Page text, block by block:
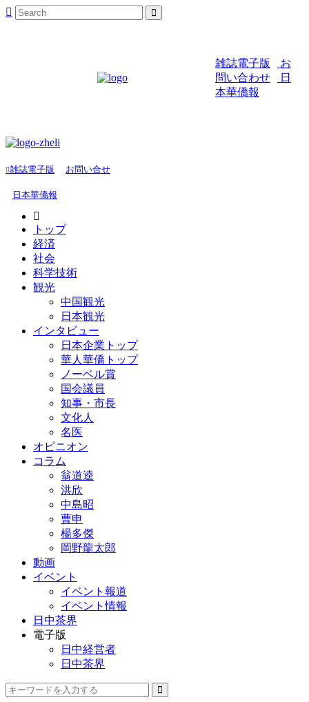
雑誌電子版
お
問い合わせ
日
本華僑報
雑誌電子版 お問い合せ
日本華僑報
トップ
経済
社会
科学技術
観光
中国観光
日本観光
インタビュー
日本企業トップ
華人華僑トップ
ノーベル賞
国会議員
知事・市長
文化人
名医
オピニオン
コラム
翁道逵
洪欣
中島昭
曹申
楊多傑
岡野龍太郎
動画
イベント
イベント報道
イベント情報
日中茶界
電子版
日中経営者
日中茶界